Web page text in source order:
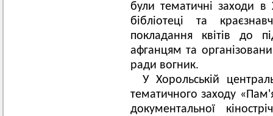
були тематичні заходи в
бібліотеці та
покладання квітів до
афганцям та
ради вогник.
У Хорольській
тематичного заходу
документальної